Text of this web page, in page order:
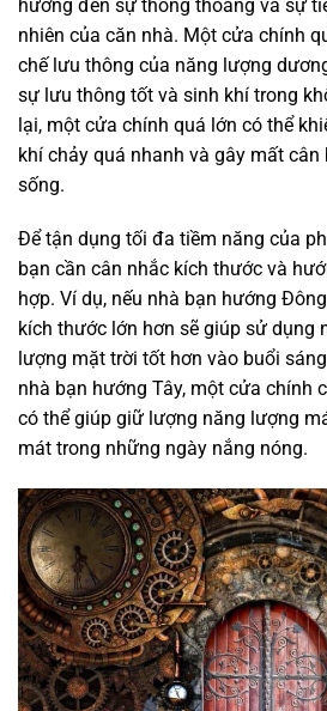
hưởng đến sự thông thoáng và sự
nhiên của căn nhà. Một cửa chính
chế lưu thông của năng lượng
sự lưu thông tốt và sinh khí trong
lại, một cửa chính quá lớn có thể
khí chảy quá nhanh và gây mất
sống.
Để tận dụng tối đa tiềm năng của
bạn cần cân nhắc kích thước và
hợp. Ví dụ, nếu nhà bạn hướng
kích thước lớn hơn sẽ giúp sử dụng
lượng mặt trời tốt hơn vào buổi
nhà bạn hướng Tây, một cửa chính
có thể giúp giữ lượng năng lượng
mát trong những ngày nắng nóng.